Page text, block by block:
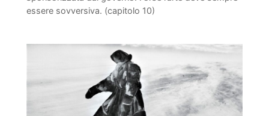
essere sovversiva. (capitolo 10)